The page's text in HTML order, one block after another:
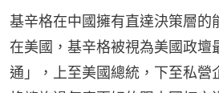
基辛格在中國擁有直達決策層的
在美國，基辛格被視為美國政壇
通」，上至美國總統，下至私營